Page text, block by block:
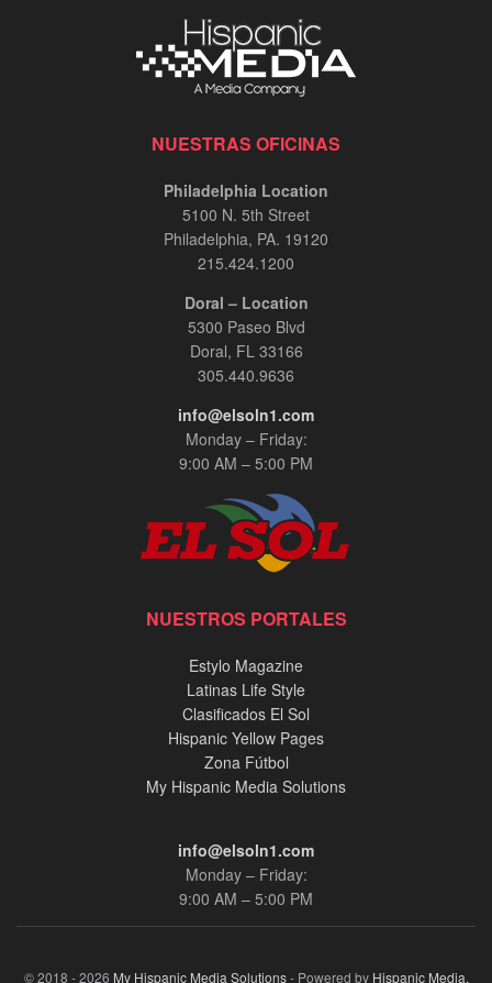
NUESTRAS OFICINAS
Philadelphia Location
5100 N. 5th Street
Philadelphia, PA. 19120
215.424.1200
Doral – Location
5300 Paseo Blvd
Doral, FL 33166
305.440.9636
info@elsoln1.com
Monday – Friday:
9:00 AM – 5:00 PM
NUESTROS PORTALES
Estylo Magazine
Latinas Life Style
Clasificados El Sol
Hispanic Yellow Pages
Zona Fútbol
My Hispanic Media Solutions
info@elsoln1.com
Monday – Friday:
9:00 AM – 5:00 PM
© 2018 - 2026 My Hispanic Media Solutions- Powered by Hispanic Media,